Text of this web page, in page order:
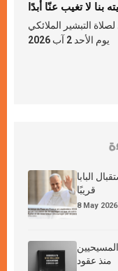
بنا لا تغيب عنّا أبدًا
التبشير الملائكي
يوم الأحد 2 آب 2026
البابا
قريبًا
8 May 2026
منذ عقود